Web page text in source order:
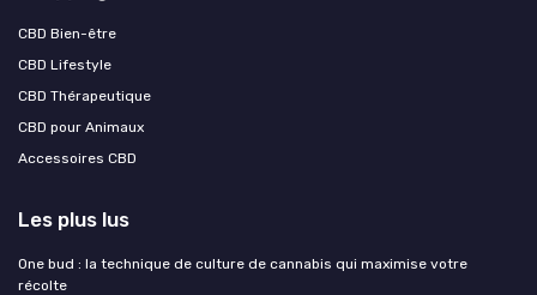
CBD Bien-être
CBD Lifestyle
CBD Thérapeutique
CBD pour Animaux
Accessoires CBD
Les plus lus
One bud : la technique de culture de cannabis qui maximise votre
récolte